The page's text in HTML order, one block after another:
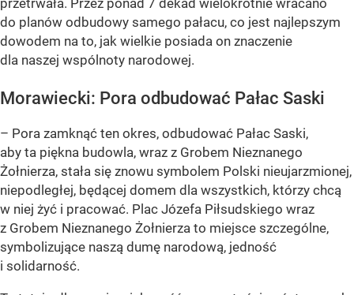
do planów odbudowy samego pałacu, co jest najlepszym
dowodem na to, jak wielkie posiada on znaczenie
dla naszej wspólnoty narodowej.
Morawiecki: Pora odbudować Pałac Saski
– Pora zamknąć ten okres, odbudować Pałac Saski,
aby ta piękna budowla, wraz z Grobem Nieznanego
Żołnierza, stała się znowu symbolem Polski nieujarzmionej,
niepodległej, będącej domem dla wszystkich, którzy chcą
w niej żyć i pracować. Plac Józefa Piłsudskiego wraz
z Grobem Nieznanego Żołnierza to miejsce szczególne,
symbolizujące naszą dumę narodową, jedność
i solidarność.